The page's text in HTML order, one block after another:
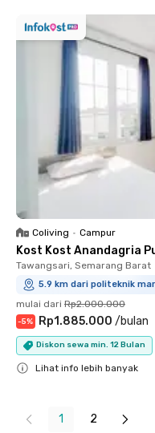
Coliving • Campur
Kost Kost Anandagria
Tawangsari, Semarang Barat
5.9 km dari politeknik
mulai dari Rp2.000.000
-5% Rp1.885.000 /bulan
Diskon sewa min. 12 Bulan
Lihat info lebih banyak
1 2